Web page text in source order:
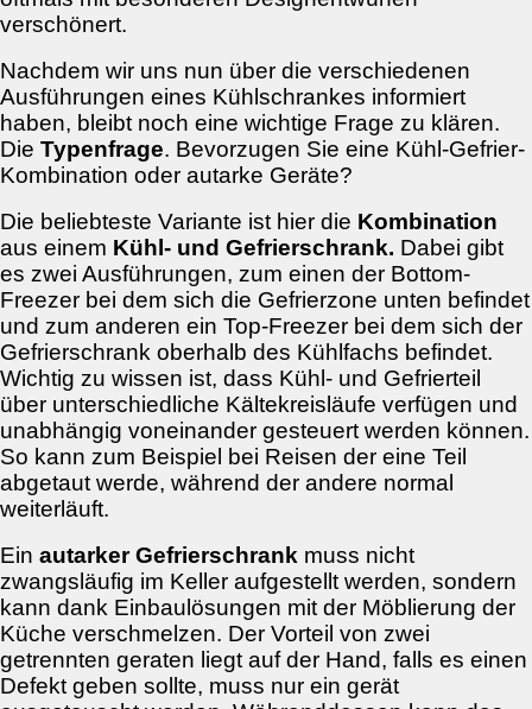
verschönert.
Nachdem wir uns nun über die verschiedenen
Ausführungen eines Kühlschrankes informiert
haben, bleibt noch eine wichtige Frage zu klären.
Die Typenfrage. Bevorzugen Sie eine Kühl-Gefrier-
Kombination oder autarke Geräte?
Die beliebteste Variante ist hier die Kombination
aus einem Kühl- und Gefrierschrank. Dabei gibt
es zwei Ausführungen, zum einen der Bottom-
Freezer bei dem sich die Gefrierzone unten befindet
und zum anderen ein Top-Freezer bei dem sich der
Gefrierschrank oberhalb des Kühlfachs befindet.
Wichtig zu wissen ist, dass Kühl- und Gefrierteil
über unterschiedliche Kältekreisläufe verfügen und
unabhängig voneinander gesteuert werden können.
So kann zum Beispiel bei Reisen der eine Teil
abgetaut werde, während der andere normal
weiterläuft.
Ein autarker Gefrierschrank muss nicht
zwangsläufig im Keller aufgestellt werden, sondern
kann dank Einbaulösungen mit der Möblierung der
Küche verschmelzen. Der Vorteil von zwei
getrennten geraten liegt auf der Hand, falls es einen
Defekt geben sollte, muss nur ein gerät